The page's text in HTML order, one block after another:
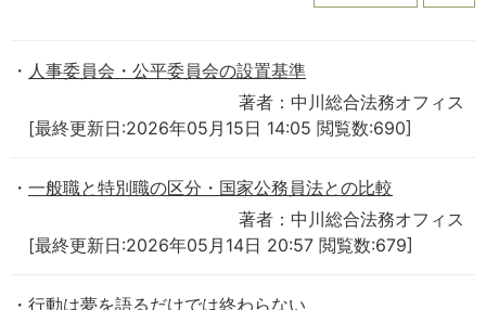
人事委員会・公平委員会の設置基準
著者：中川総合法務オフィス
[最終更新日:2026年05月15日 14:05 閲覧数:690]
一般職と特別職の区分・国家公務員法との比較
著者：中川総合法務オフィス
[最終更新日:2026年05月14日 20:57 閲覧数:679]
行動は夢を語るだけでは終わらない